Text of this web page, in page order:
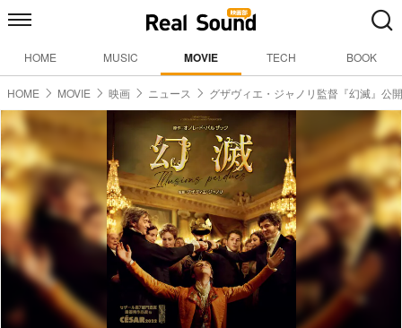
HOME MUSIC MOVIE TECH BOOK
HOME MOVIE 映画 ニュース グザヴィエ・ジャノリ監督『幻滅』公